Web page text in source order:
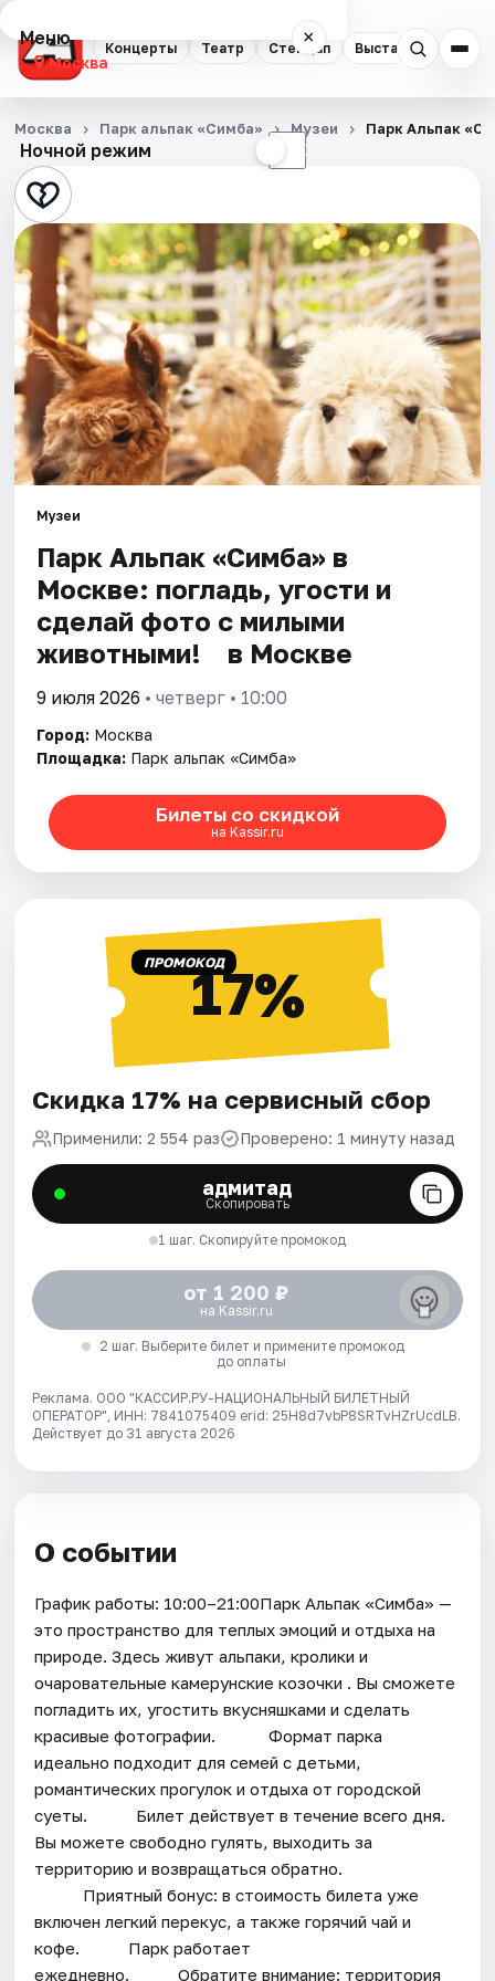
Концерты Театр Стендап Выставки
Меню ×
Москва
Концерты
Театр
Стендап
Выставки
Квесты
Экскурсии
Спорт
События
Города
Площадки
Артисты
Рейтинги
Ночной режим ☾
Москва Парк альпак «Симба» Музеи Парк Альпак
Музеи
Парк Альпак «Симба» в
Москве: погладь, угости и
сделай фото с милыми
животными!⠀ в Москве
9 июля 2026 • четверг • 10:00
Город: Москва
Площадка: Парк альпак «Симба»
Билеты со скидкой
на Kassir.ru
ПРОМОКОД17%
Скидка 17% на сервисный сбор
Применили: 2 554 раз Проверено: 1 минуту назад
адмитад
Скопировать
1 шаг. Скопируйте промокод
от 1 200 ₽
на Kassir.ru
2 шаг. Выберите билет и примените промокод
до оплаты
Реклама. ООО "КАССИР.РУ-НАЦИОНАЛЬНЫЙ БИЛЕТНЫЙ
ОПЕРАТОР", ИНН: 7841075409 erid: 25H8d7vbP8SRTvHZrUcdLB.
Действует до 31 августа 2026
О событии
График работы: 10:00–21:00Парк Альпак «Симба» —
это пространство для теплых эмоций и отдыха на
природе. Здесь живут альпаки, кролики и
очаровательные камерунские козочки . Вы сможете
погладить их, угостить вкусняшками и сделать
красивые фотографии. ⠀⠀⠀⠀Формат парка
идеально подходит для семей с детьми,
романтических прогулок и отдыха от городской
суеты.⠀⠀⠀⠀Билет действует в течение всего дня.
Вы можете свободно гулять, выходить за
территорию и возвращаться обратно.
⠀⠀⠀⠀Приятный бонус: в стоимость билета уже
включен легкий перекус, а также горячий чай и
кофе.⠀⠀⠀⠀Парк работает
ежедневно.⠀⠀⠀⠀Обратите внимание: территория